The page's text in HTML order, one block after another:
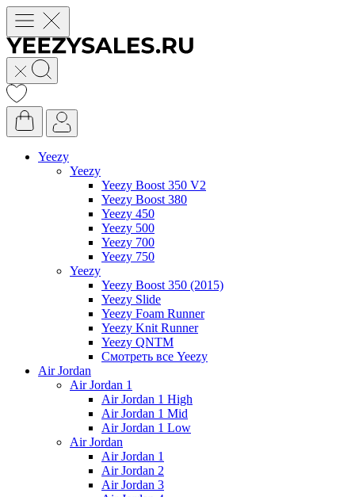
Yeezy
Yeezy
Yeezy Boost 350 V2
Yeezy Boost 380
Yeezy 450
Yeezy 500
Yeezy 700
Yeezy 750
Yeezy
Yeezy Boost 350 (2015)
Yeezy Slide
Yeezy Foam Runner
Yeezy Knit Runner
Yeezy QNTM
Смотреть все Yeezy
Air Jordan
Air Jordan 1
Air Jordan 1 High
Air Jordan 1 Mid
Air Jordan 1 Low
Air Jordan
Air Jordan 1
Air Jordan 2
Air Jordan 3